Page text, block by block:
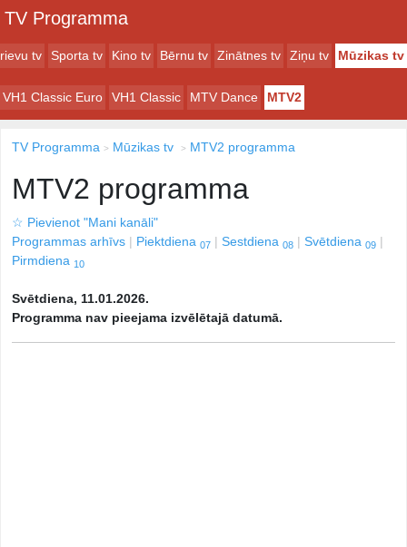
TV Programma
tv Sporta tv Kino tv Bērnu tv Zinātnes tv Ziņu tv Mūzikas tv
VH1 Classic Euro VH1 Classic MTV Dance MTV2
TV Programma Mūzikas tv MTV2 programma
MTV2 programma
☆ Pievienot "Mani kanāli"
Programmas arhīvs
Piektdiena 07 Sestdiena 08 Svētdiena 09
Pirmdiena 10
Svētdiena, 11.01.2026.
Programma nav pieejama izvēlētajā datumā.